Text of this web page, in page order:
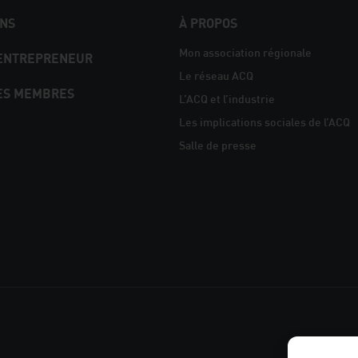
MEMBRES
À PROPOS
Mon association régionale
Le réseau ACQ
L’ACQ et l’industrie
Les implications sociales de l’ACQ
Salle de presse